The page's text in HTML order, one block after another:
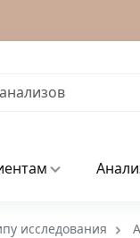
исследования